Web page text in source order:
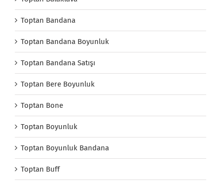
Toptan Bandana
Toptan Bandana Boyunluk
Toptan Bandana Satışı
Toptan Bere Boyunluk
Toptan Bone
Toptan Boyunluk
Toptan Boyunluk Bandana
Toptan Buff